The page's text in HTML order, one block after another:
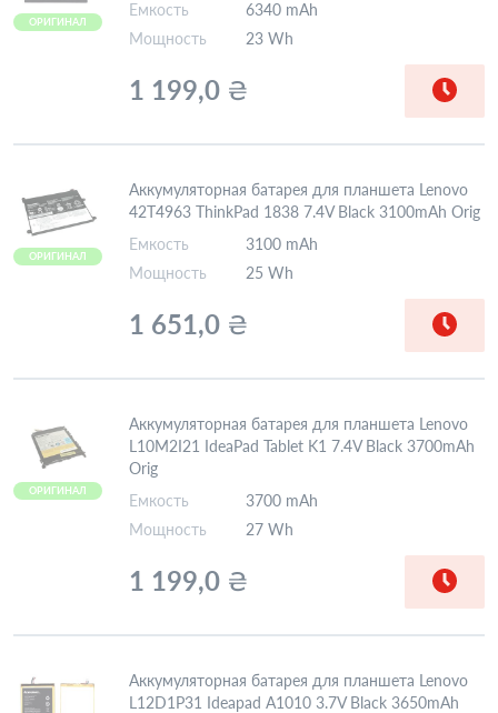
ОРИГИНАЛ
Емкость
6340 mAh
Мощность
23 Wh
1 199,0 ₴
ОРИГИНАЛ
Аккумуляторная батарея для планшета Lenovo
42T4963 ThinkPad 1838 7.4V Black 3100mAh Orig
Емкость
3100 mAh
Мощность
25 Wh
1 651,0 ₴
ОРИГИНАЛ
Аккумуляторная батарея для планшета Lenovo
L10M2I21 IdeaPad Tablet K1 7.4V Black 3700mAh
Orig
Емкость
3700 mAh
Мощность
27 Wh
1 199,0 ₴
Аккумуляторная батарея для планшета Lenovo
L12D1P31 Ideapad A1010 3.7V Black 3650mAh